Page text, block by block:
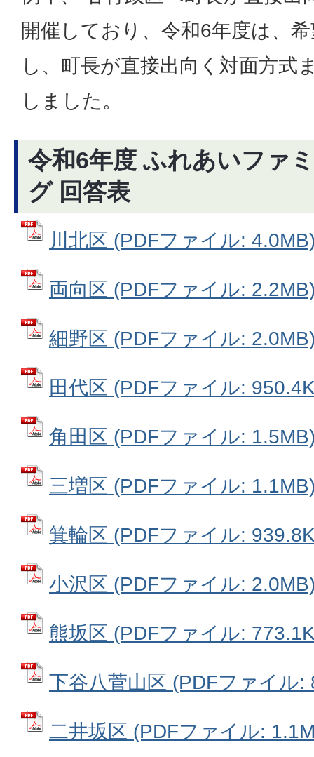
開催しており、令和6年度は、
し、町長が直接出向く対面方式
しました。
令和6年度 ふれあいファ
グ 回答表
川北区 (PDFファイル:
両向区 (PDFファイル:
細野区 (PDFファイル:
田代区 (PDFファイル:
角田区 (PDFファイル:
三増区 (PDFファイル:
箕輪区 (PDFファイル:
小沢区 (PDFファイル:
熊坂区 (PDFファイル:
下谷八菅山区 (PDFファイル:
二井坂区 (PDFファイル: